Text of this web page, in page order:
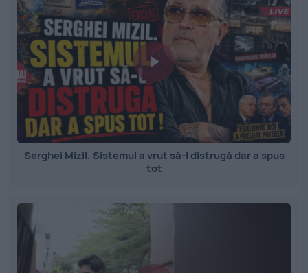
Serghei Mizil. Sistemul a vrut să-l distrugă dar a spus
tot